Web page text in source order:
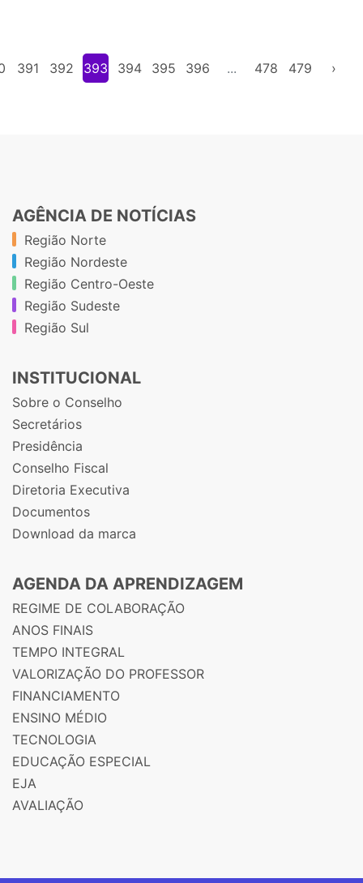
391 392 393 394 395 396 ... 478 479 ›
AGÊNCIA DE NOTÍCIAS
Região Norte
Região Nordeste
Região Centro-Oeste
Região Sudeste
Região Sul
INSTITUCIONAL
Sobre o Conselho
Secretários
Presidência
Conselho Fiscal
Diretoria Executiva
Documentos
Download da marca
AGENDA DA APRENDIZAGEM
REGIME DE COLABORAÇÃO
ANOS FINAIS
TEMPO INTEGRAL
VALORIZAÇÃO DO PROFESSOR
FINANCIAMENTO
ENSINO MÉDIO
TECNOLOGIA
EDUCAÇÃO ESPECIAL
EJA
AVALIAÇÃO